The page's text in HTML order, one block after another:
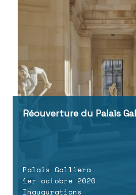
Réouverture du Palais
Palais Galliera
1er octobre 2020
Inaugurations